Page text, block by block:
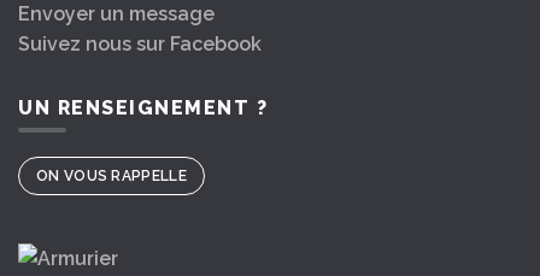
Envoyer un message
Suivez nous sur Facebook
UN RENSEIGNEMENT ?
ON VOUS RAPPELLE